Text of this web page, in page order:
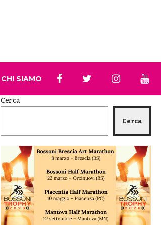
CHI SIAMO
Cerca
Cerca